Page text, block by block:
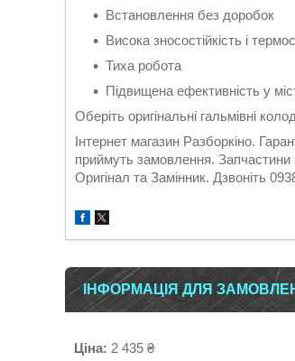
Встановлення без доробок
Висока зносостійкість і
Тиха робота
Підвищена ефективність у
Оберіть оригінальні гальмівні
Інтернет магазин Разборкіно.
приймуть замовлення. Запчастини
Оригінал та Замінник. Дзвоніть
ІНФОРМАЦІЯ ДЛЯ
Ціна: 2 435 ₴